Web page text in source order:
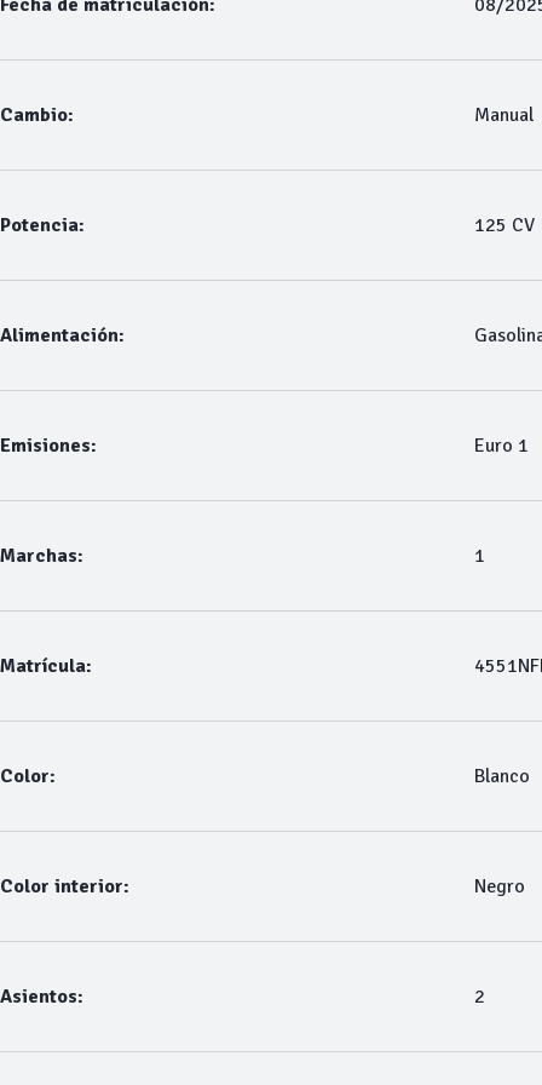
Fecha de matriculación: 08/
Cambio: Manual
Potencia: 125 CV
Alimentación:
Emisiones: Euro 1
Marchas: 1
Matrícula:
Color: Blanco
Color interior: Negro
Asientos: 2